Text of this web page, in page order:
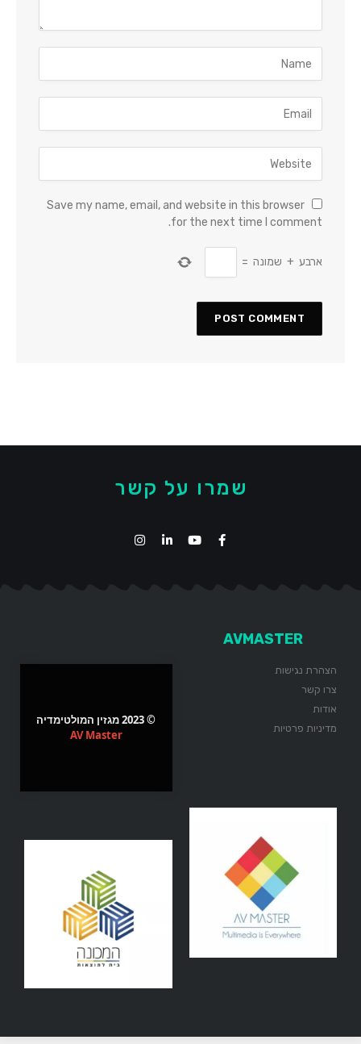
Save my name, email, and website in this browser
for the next time I comment.
ארבע + שמונה =
שמרו על קשר
AVMASTER
הצהרת נגישות
צרו קשר
אודות
מדיניות פרטיות
© 2023 מגזין המולטימדיה
AV Master